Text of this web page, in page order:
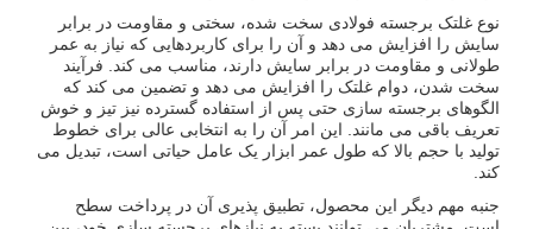
نوع غلتک برجسته فولادی سخت شده، سختی و مقاومت در برابر
سایش را افزایش می دهد و آن را برای کاربردهایی که نیاز به عمر
طولانی و مقاومت در برابر سایش دارند، مناسب می کند. فرآیند
سخت شدن، دوام غلتک را افزایش می دهد و تضمین می کند که
الگوهای برجسته سازی حتی پس از استفاده گسترده نیز تیز و خوش
تعریف باقی می مانند. این امر آن را به انتخابی عالی برای خطوط
تولید با حجم بالا که طول عمر ابزار یک عامل حیاتی است، تبدیل می
کند.
جنبه مهم دیگر این محصول، تطبیق پذیری آن در پرداخت سطح